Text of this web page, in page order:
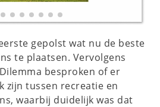
gepolst wat nu de beste
te plaatsen. Vervolgens
besproken of er
zijn tussen recreatie en
waarbij duidelijk was dat